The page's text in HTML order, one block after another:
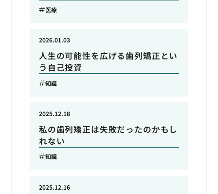
医療
人生の可能性を広げる歯列矯正とい
う自己投資
2026.01.03
知識
私の歯列矯正は失敗だったのかもし
れない
2025.12.18
知識
2025.12.16